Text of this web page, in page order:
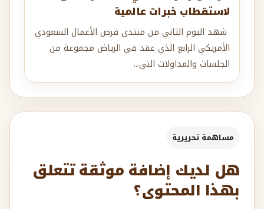
لاستقطاب خبرات عالمية
شهد اليوم الثاني من منتدى فرص الأعمال السعودي
الأمريكي الرابع الذي عقد في الرياض مجموعة من
الجلسات والمداولات التي...
مساهمة تحريرية
هل لديك إضافة موثقة تتعلق
بهذا المحتوى؟